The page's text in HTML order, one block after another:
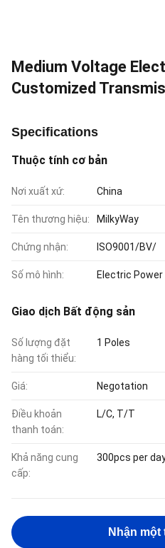
Medium Voltage
Customized
Specifications
Thuộc tính cơ bản
Nơi xuất xứ: China
Tên thương hiệu: MilkyWay
Chứng nhận: ISO9001/BV/
Số mô hình: Electric Power
Giao dịch Bất động sản
Số lượng đặt
hàng tối thiểu:
1 Poles
Giá: Negotation
Điều khoản
thanh toán:
L/C, T/T
Khả năng cung
cấp:
300pcs per
Nhận một